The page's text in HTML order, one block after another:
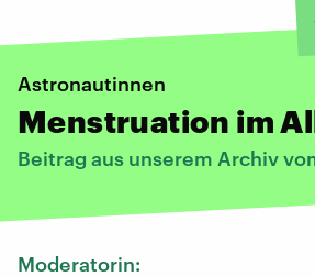
Astronautinnen
Menstruation im
Beitrag aus unserem Archiv
Moderatorin: